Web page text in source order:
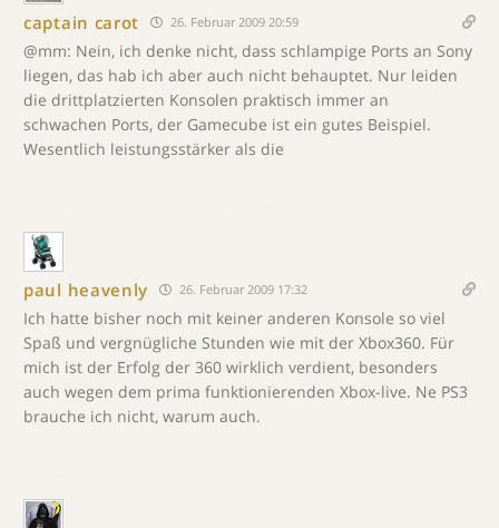
captain carot 26. Februar 2009 20:59
@mm: Nein, ich denke nicht, dass schlampige Ports an Sony
liegen, das hab ich aber auch nicht behauptet. Nur leiden
die drittplatzierten Konsolen praktisch immer an
schwachen Ports, der Gamecube ist ein gutes Beispiel.
Wesentlich leistungsstärker als die
paul heavenly 26. Februar 2009 17:32
Ich hatte bisher noch mit keiner anderen Konsole so viel
Spaß und vergnügliche Stunden wie mit der Xbox360. Für
mich ist der Erfolg der 360 wirklich verdient, besonders
auch wegen dem prima funktionierenden Xbox-live. Ne PS3
brauche ich nicht, warum auch.